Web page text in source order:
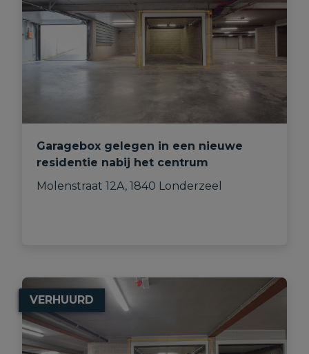
Garagebox gelegen in een nieuwe
residentie nabij het centrum
Molenstraat 12A, 1840 Londerzeel
VERHUURD